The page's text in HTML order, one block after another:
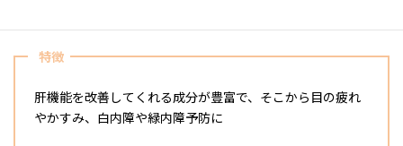
特徴
肝機能を改善してくれる成分が豊富で、そこから目の疲れ
やかすみ、白内障や緑内障予防に